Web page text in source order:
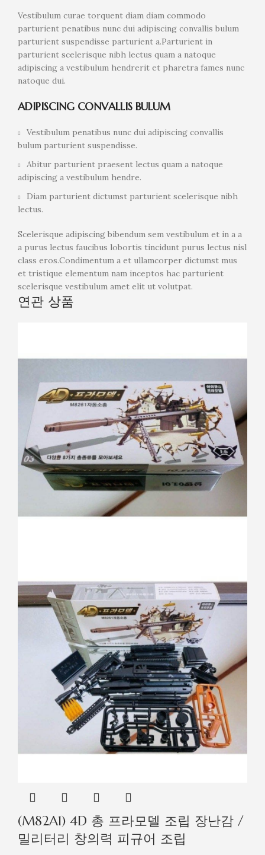
Vestibulum curae torquent diam diam commodo
parturient penatibus nunc dui adipiscing convallis bulum
parturient suspendisse parturient a.Parturient in
parturient scelerisque nibh lectus quam a natoque
adipiscing a vestibulum hendrerit et pharetra fames nunc
natoque dui.
ADIPISCING CONVALLIS BULUM
Vestibulum penatibus nunc dui adipiscing convallis
bulum parturient suspendisse.
Abitur parturient praesent lectus quam a natoque
adipiscing a vestibulum hendre.
Diam parturient dictumst parturient scelerisque nibh
lectus.
Scelerisque adipiscing bibendum sem vestibulum et in a a
a purus lectus faucibus lobortis tincidunt purus lectus nisl
class eros.Condimentum a et ullamcorper dictumst mus
et tristique elementum nam inceptos hac parturient
scelerisque vestibulum amet elit ut volutpat.
연관 상품
(M82A1) 4D 총 프라모델 조립 장난감 /
밀리터리 창의력 피규어 조립